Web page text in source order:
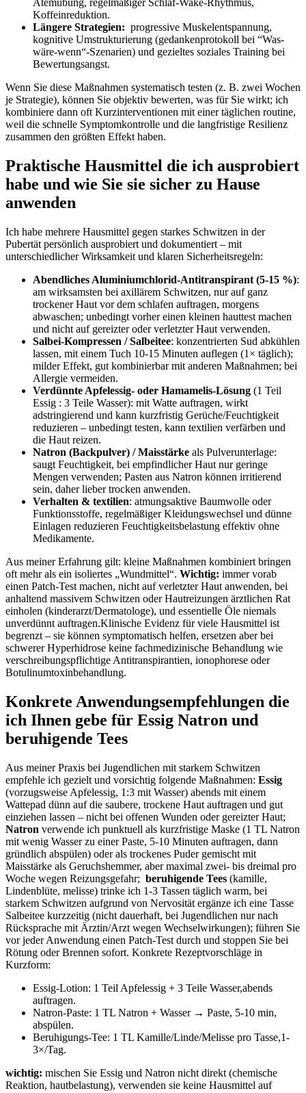
Atemübung,⁤ regelmäßiger ⁣Schlaf‑Wake‑Rhythmus,
Koffeinreduktion.
Längere ‌Strategien: ‍ progressive Muskelentspannung,
kognitive‍ Umstrukturierung (gedankenprotokoll bei ⁢“Was-
wäre-wenn“-Szenarien) und gezieltes soziales Training ​bei
⁤Bewertungsangst.
Wenn Sie diese Maßnahmen ⁤systematisch testen ‌(z. B. zwei Wochen
je ⁤Strategie), ​können Sie objektiv bewerten, was​ für Sie wirkt; ich
kombiniere⁢ dann ‌oft Kurzinterventionen mit einer täglichen routine,
weil‍ die ⁢schnelle ⁢Symptomkontrolle ‍und die langfristige Resilienz
⁢zusammen den⁢ größten Effekt‍ haben.
Praktische Hausmittel ⁣die ich ausprobiert
habe und ⁣wie Sie sie sicher zu Hause
⁣anwenden
Ich habe mehrere Hausmittel gegen starkes Schwitzen in der
Pubertät ⁣persönlich ausprobiert und dokumentiert – ⁢mit⁢
unterschiedlicher ⁤Wirksamkeit und klaren Sicherheitsregeln:
Abendliches Aluminiumchlorid-Antitranspirant‍ (5-15‍ %):
am wirksamsten⁢ bei​ axillärem Schwitzen, nur auf ganz
trockener Haut vor ⁢dem schlafen auftragen, morgens
abwaschen; ‌unbedingt vorher‌ einen kleinen⁤ hauttest machen
und nicht auf gereizter oder verletzter Haut‌ verwenden.
Salbei‑Kompressen / Salbeitee: konzentrierten Sud abkühlen
lassen, ⁣mit einem Tuch 10-15 Minuten auflegen (1× täglich);
milder Effekt, gut kombinierbar mit anderen Maßnahmen; bei
Allergie vermeiden.
Verdünnte Apfelessig- oder Hamamelis‑Lösung ‌(1 ⁤Teil
Essig : 3 Teile Wasser): mit ⁤Watte auftragen, wirkt
adstringierend und kann kurzfristig Gerüche/Feuchtigkeit⁢
reduzieren – unbedingt testen, kann textilien verfärben und
die Haut reizen.
Natron (Backpulver) / ​Maisstärke als Pulverunterlage:
saugt⁢ Feuchtigkeit, bei empfindlicher Haut nur geringe
Mengen⁤ verwenden; Pasten ⁤aus Natron können irritierend
sein, daher lieber trocken ⁣anwenden.
Verhalten & ⁢textilien: atmungsaktive Baumwolle oder
Funktionsstoffe, regelmäßiger Kleidungswechsel und dünne ​
Einlagen ‍reduzieren ⁤Feuchtigkeitsbelastung effektiv ohne
Medikamente.
Aus meiner Erfahrung gilt: ⁢kleine ⁤Maßnahmen kombiniert⁣ bringen
⁢oft mehr als ein isoliertes „Wundmittel“.‌ Wichtig: immer vorab
einen Patch‑Test‍ machen, nicht auf verletzter Haut ⁣anwenden, bei⁣
anhaltend‌ massivem Schwitzen oder Hautreizungen ärztlichen Rat⁢
einholen ⁣(kinderarzt/Dermatologe), ⁣und essentielle⁤ Öle niemals
unverdünnt auftragen.Klinische Evidenz für viele Hausmittel ist
begrenzt – sie können symptomatisch⁢ helfen,⁣ ersetzen ⁣aber bei
schwerer Hyperhidrose keine fachmedizinische Behandlung wie
verschreibungspflichtige Antitranspirantien, ⁢ionophorese ‍oder
Botulinumtoxinbehandlung.
Konkrete Anwendungsempfehlungen die
ich Ihnen gebe ​für Essig Natron ⁤und
beruhigende Tees
Aus meiner Praxis bei ‍Jugendlichen⁤ mit starkem ​Schwitzen
empfehle ich ‍gezielt⁤ und⁣ vorsichtig folgende Maßnahmen: Essig
(vorzugsweise⁢ Apfelessig, 1:3 mit Wasser)​ abends mit ⁣einem
Wattepad dünn⁤ auf die​ saubere, trockene Haut​ auftragen ​und ⁤gut
einziehen lassen – nicht bei offenen ​Wunden oder ‌gereizter ⁣Haut;⁣
Natron ​verwende ‌ich punktuell als​ kurzfristige ‌Maske⁤ (1 TL Natron
mit wenig Wasser​ zu einer⁤ Paste, 5-10 Minuten ⁢auftragen,⁤ dann
gründlich abspülen) oder als trockenes Puder gemischt ‍mit
Maisstärke als Geruchshemmer, aber maximal zwei- ​bis dreimal pro
Woche wegen ​Reizungsgefahr; ‍ beruhigende⁤ Tees (kamille,
Lindenblüte, melisse) ⁢trinke​ ich‍ 1-3 Tassen täglich warm, ‍bei
starkem Schwitzen‍ aufgrund von ​Nervosität ergänze ich eine Tasse
⁤Salbeitee kurzzeitig (nicht dauerhaft,​ bei⁢ Jugendlichen ‍nur nach
Rücksprache mit Ärztin/Arzt wegen ​Wechselwirkungen); führen ‌Sie
vor jeder Anwendung‍ einen‌ Patch‑Test durch und stoppen Sie bei
Rötung oder‍ Brennen sofort. Konkrete ​Rezeptvorschläge⁢ in
Kurzform:
Essig‑Lotion: 1​ Teil Apfelessig⁣ + 3 Teile Wasser,abends
auftragen.
Natron‑Paste: 1 ⁢TL Natron + ⁣Wasser → Paste, 5-10 min,
abspülen.
Beruhigungs‑Tee: 1 TL Kamille/Linde/Melisse⁢ pro Tasse,1-
3×/Tag.
wichtig: mischen​ Sie Essig und Natron⁤ nicht‌ direkt (chemische‍
Reaktion,⁤ hautbelastung), verwenden⁣ sie keine Hausmittel auf⁤